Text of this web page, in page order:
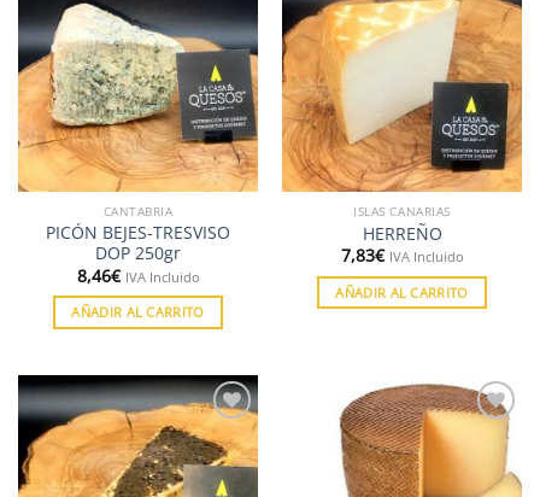
a la
lista de
deseos
CANTABRIA
PICÓN BEJES-TRESVISO
DOP 250gr
8,46€ IVA Incluido
AÑADIR AL CARRITO
Añadir
lista de
deseos
ISLAS CANARIAS
HERREÑO
7,83€ IVA Incluido
AÑADIR AL CARRITO
Añadir
a la
lista de
deseos
Añadir
lista de
deseos